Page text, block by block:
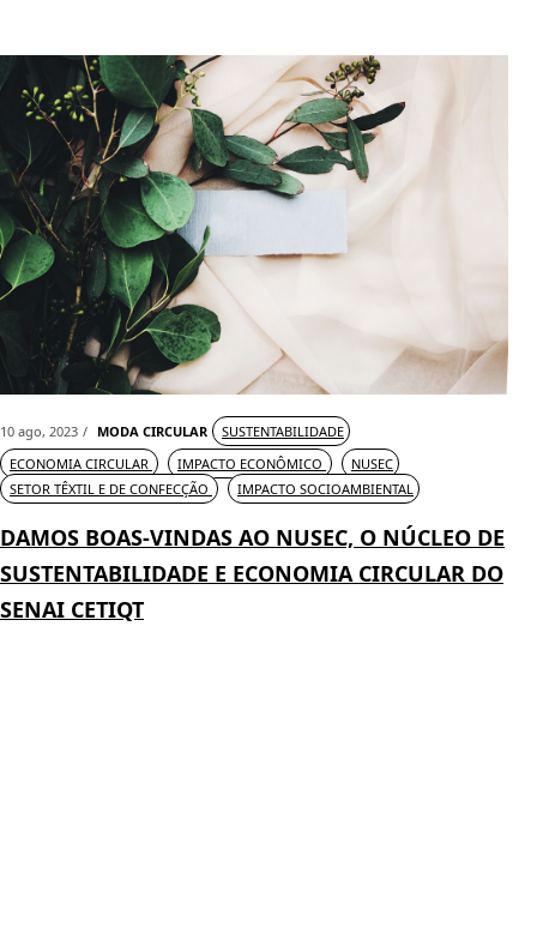
10 ago, 2023 MODA CIRCULAR
SUSTENTABILIDADE
ECONOMIA CIRCULAR
IMPACTO ECONÔMICO
NUSEC
SETOR TÊXTIL E DE CONFECÇÃO
IMPACTO SOCIOAMBIENTAL
DAMOS BOAS-VINDAS AO NUSEC, O NÚCLEO DE
SUSTENTABILIDADE E ECONOMIA CIRCULAR DO
SENAI CETIQT